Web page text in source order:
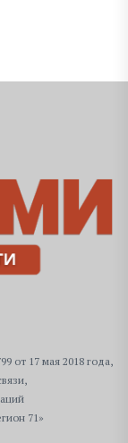
от 17 мая 2018 года,
71»